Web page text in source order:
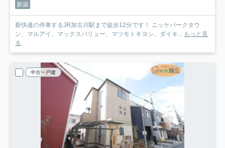
新築
新快速の停車するJR加古川駅まで徒歩12分です！ ニッケパークタウ
ン、マルアイ、マックスバリュー、マツモトキヨシ、ダイキ... もっと見
る
中古一戸建